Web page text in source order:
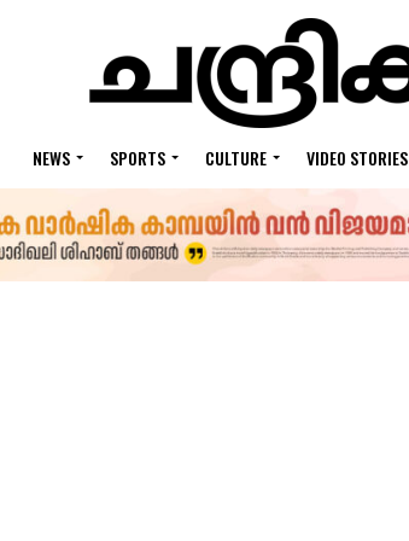
NEWS SPORTS CULTURE VIDEO STORIES